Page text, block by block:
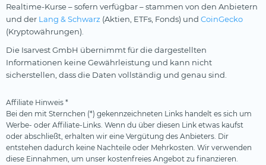
Realtime-Kurse – sofern verfügbar – stammen von den Anbietern
und der Lang & Schwarz (Aktien, ETFs, Fonds) und CoinGecko
(Kryptowährungen).
Die Isarvest GmbH übernimmt für die dargestellten
Informationen keine Gewährleistung und kann nicht
sicherstellen, dass die Daten vollständig und genau sind.
Affiliate Hinweis *
Bei den mit Sternchen (*) gekennzeichneten Links handelt es sich um
Werbe- oder Affiliate-Links. Wenn du über diesen Link etwas kaufst
oder abschließt, erhalten wir eine Vergütung des Anbieters. Dir
entstehen dadurch keine Nachteile oder Mehrkosten. Wir verwenden
diese Einnahmen, um unser kostenfreies Angebot zu finanzieren.